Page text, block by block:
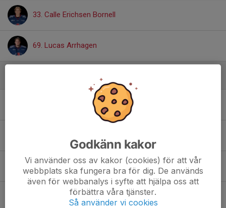
33. Calle Erichsen Bornell
69. Lucas Arrhagen
26. Alexander Stenson
29. Anton Sjöstrand
Godkänn kakor
Vi använder oss av kakor (cookies) för att vår
webbplats ska fungera bra för dig. De används
även för webbanalys i syfte att hjälpa oss att
förbättra våra tjänster.
Så använder vi cookies